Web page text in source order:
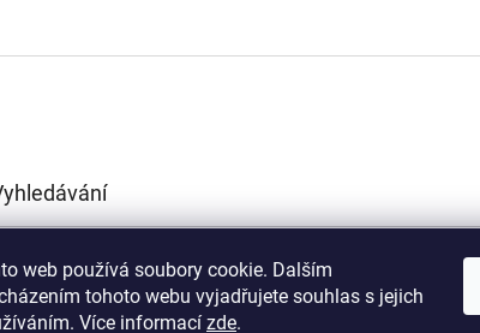
web používá soubory cookie. Dalším
tohoto webu vyjadřujete souhlas s jejich
Více informací zde.